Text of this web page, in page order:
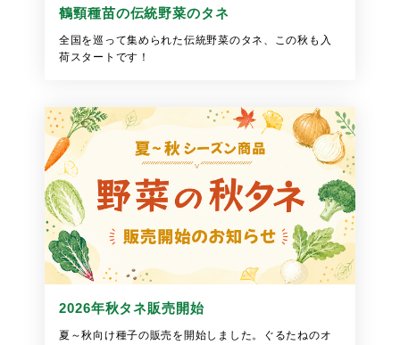
鶴頸種苗の伝統野菜のタネ
全国を巡って集められた伝統野菜のタネ、この秋も入
荷スタートです！
2026年秋タネ販売開始
夏～秋向け種子の販売を開始しました。ぐるたねのオ